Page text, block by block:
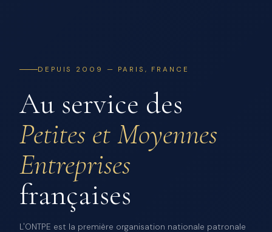
DEPUIS 2009 — PARIS, FRANCE
Au service des
Petites et Moyennes
Entreprises
françaises
L'ONTPE est la première organisation nationale patronale